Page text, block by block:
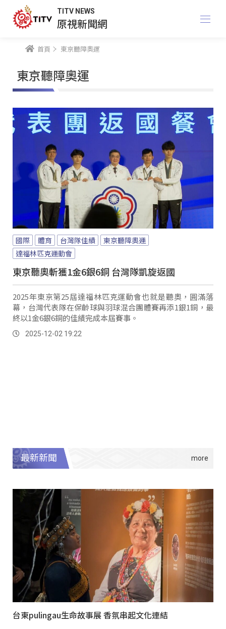
TITV NEWS
原視新聞網
首頁 東京聽障奧運
東京聽障奧運
國際 體育 台灣隊佳績
東京聽障奧運
達福林匹克運動會
東京聽奧斬獲1金6銀6銅 台灣隊凱旋返國
2025年東京第25屆達福林匹克運動會也就是聽奧，圓滿落
幕，台灣代表隊在保齡球與羽球混合團體賽再添1銀1銅，最
終以1金6銀6銅的佳績完成本屆賽事。
2025-12-02 19:22
最新新聞
台東pulingau生命故事展 香氛串起文化連結